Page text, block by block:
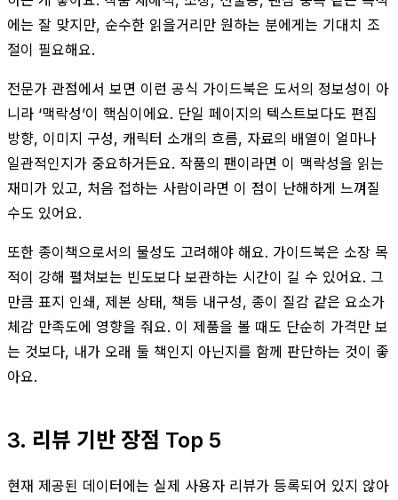
에는 잘 맞지만, 순수한 읽을거리만 원하는 분에게는 기대치 조
절이 필요해요.
전문가 관점에서 보면 이런 공식 가이드북은 도서의 정보성이 아
니라 ‘맥락성’이 핵심이에요. 단일 페이지의 텍스트보다도 편집
방향, 이미지 구성, 캐릭터 소개의 흐름, 자료의 배열이 얼마나
일관적인지가 중요하거든요. 작품의 팬이라면 이 맥락성을 읽는
재미가 있고, 처음 접하는 사람이라면 이 점이 난해하게 느껴질
수도 있어요.
또한 종이책으로서의 물성도 고려해야 해요. 가이드북은 소장 목
적이 강해 펼쳐보는 빈도보다 보관하는 시간이 길 수 있어요. 그
만큼 표지 인쇄, 제본 상태, 책등 내구성, 종이 질감 같은 요소가
체감 만족도에 영향을 줘요. 이 제품을 볼 때도 단순히 가격만 보
는 것보다, 내가 오래 둘 책인지 아닌지를 함께 판단하는 것이 좋
아요.
3. 리뷰 기반 장점 Top 5
현재 제공된 데이터에는 실제 사용자 리뷰가 등록되어 있지 않아